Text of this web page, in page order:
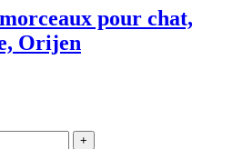
pour chat,
Orijen
+